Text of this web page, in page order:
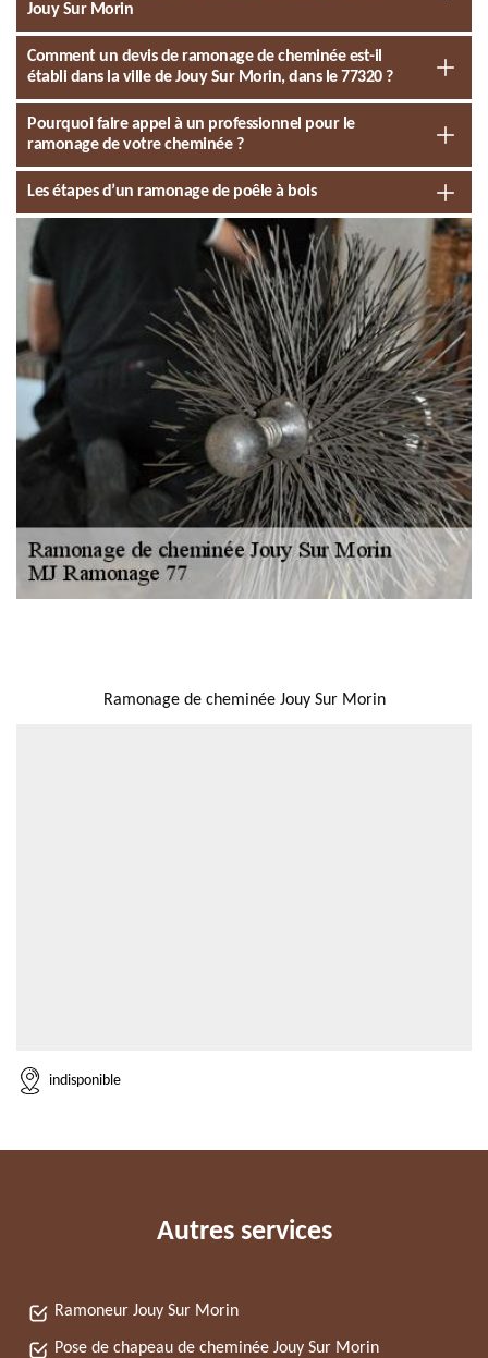
Jouy Sur Morin
Comment un devis de ramonage de cheminée est-il
établi dans la ville de Jouy Sur Morin, dans le 77320 ?
Pourquoi faire appel à un professionnel pour le
ramonage de votre cheminée ?
Les étapes d’un ramonage de poêle à bois
Ramonage de cheminée Jouy Sur Morin
indisponible
Autres services
Ramoneur Jouy Sur Morin
Pose de chapeau de cheminée Jouy Sur Morin